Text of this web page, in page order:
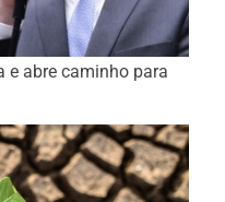
e abre caminho para